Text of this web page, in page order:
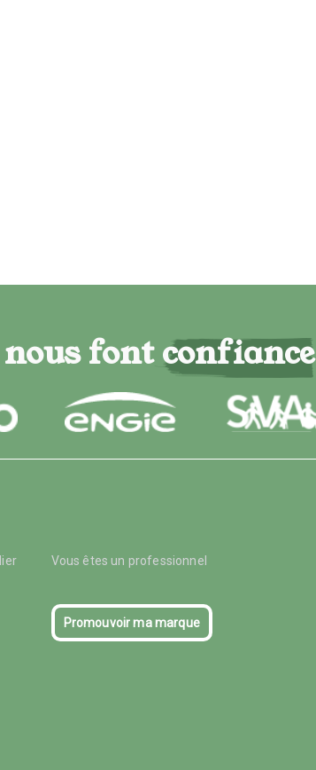
font confiance
Vous êtes un professionnel
Promouvoir ma marque